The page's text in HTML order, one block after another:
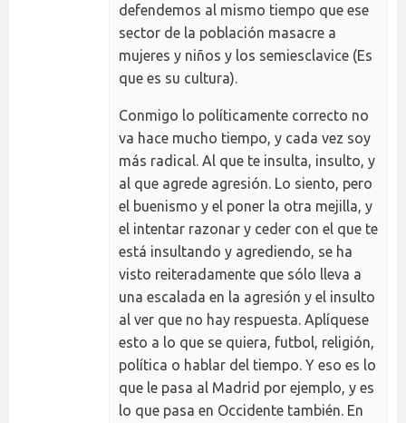
defendemos al mismo tiempo que ese
sector de la población masacre a
mujeres y niños y los semiesclavice (Es
que es su cultura).
Conmigo lo políticamente correcto no
va hace mucho tiempo, y cada vez soy
más radical. Al que te insulta, insulto, y
al que agrede agresión. Lo siento, pero
el buenismo y el poner la otra mejilla, y
el intentar razonar y ceder con el que te
está insultando y agrediendo, se ha
visto reiteradamente que sólo lleva a
una escalada en la agresión y el insulto
al ver que no hay respuesta. Aplíquese
esto a lo que se quiera, futbol, religión,
política o hablar del tiempo. Y eso es lo
que le pasa al Madrid por ejemplo, y es
lo que pasa en Occidente también. En